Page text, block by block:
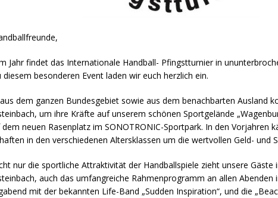
Jahr findet das Internationale Handball- Pfingstturnier in
besonderen Event laden wir euch herzlich ein.
dem ganzen Bundesgebiet sowie aus dem benachbarten Ausland
um ihre Kräfte auf unserem schönen Sportgelände
neuen Rasenplatz im SONOTRONIC-Sportpark. In den Vorjahren
in den verschiedenen Altersklassen um die wertvollen Geld- und
nur die sportliche Attraktivität der Handballspiele zieht unsere Gäste
auch das umfangreiche Rahmenprogramm an allen Abenden
mit der bekannten Life-Band „Sudden Inspiration“, und die